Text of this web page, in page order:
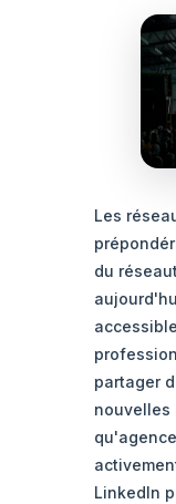
Les
du
partager
nouvelles
LinkedIn